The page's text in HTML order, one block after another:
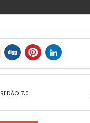
7.0 -